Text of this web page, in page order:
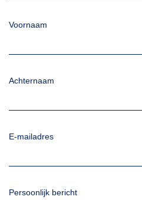
Voornaam
Achternaam
E-mailadres
Persoonlijk bericht